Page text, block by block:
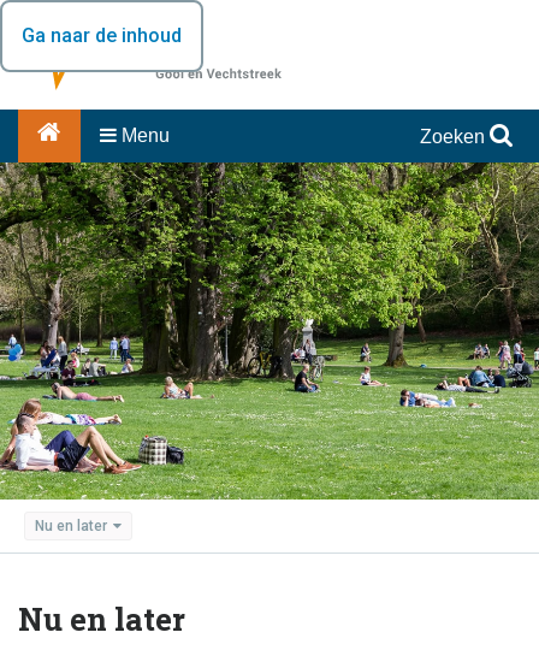
Ga naar de inhoud
Menu Zoeken
Nu en later
Nu en later